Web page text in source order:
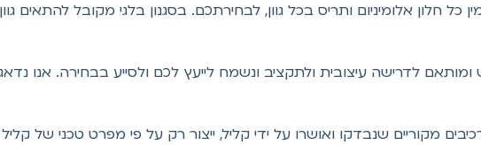
כל חלון אלומיניום ותריס בכל גוון, לבחירתכם. בסגנון בלגי מקובל להתאים גוון
לדרישה עיצובית ולתקציב ונשמח לייעץ לכם ולסייע בבחירה. אנו נדאג
מקוריים שנבדקו ואושרו על ידי קליל, ייצור רק על פי מפרט טכני של